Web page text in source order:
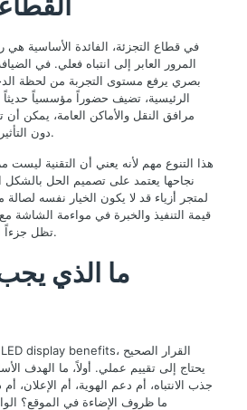
في قطاع التجزئة، الفائدة الأساسية هي
المرور العابر إلى انتباه فعلي. في
بصري يرفع مستوى التجربة من لحظة
الرئيسية، تضيف حضوراً مؤسسياً
مرافق النقل والأماكن العامة، يمكن أن
دون التأثير الكبير على انفتاح المكان.
هذا التنوع مهم لأنه يعني أن التقنية ليست
نجاحها يعتمد على تصميم الحل
لمتجر أزياء قد لا يكون الخيار نفسه
قيمة التنفيذ والخبرة في مواءمة الشاشة
تظل جزءاً أساسياً من النتيجة النهائية.
ما الذي
يحتاج إلى تقييم عملي. أولاً، ما الهدف
جذب الانتباه، أم دعم الهوية، أم الإعلان،
ما ظروف الإضاءة في الموقع؟